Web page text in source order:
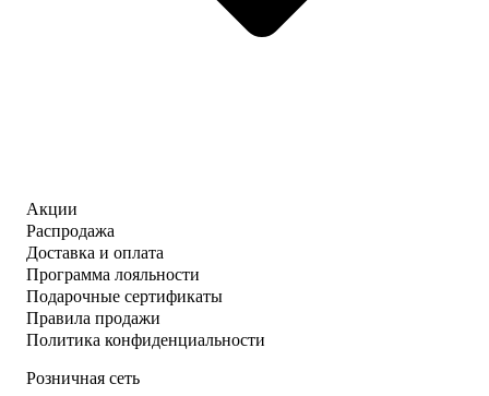
Акции
Распродажа
Доставка и оплата
Программа лояльности
Подарочные сертификаты
Правила продажи
Политика конфиденциальности
Розничная сеть